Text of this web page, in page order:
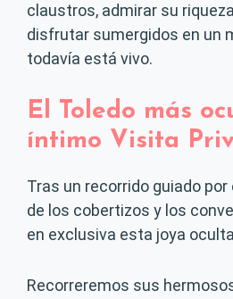
claustros, admirar su
disfrutar sumergidos en un
todavía está vivo.
El Toledo más
íntimo Visita
Tras un recorrido guiado
de los cobertizos y los
en exclusiva esta joya
Recorreremos sus